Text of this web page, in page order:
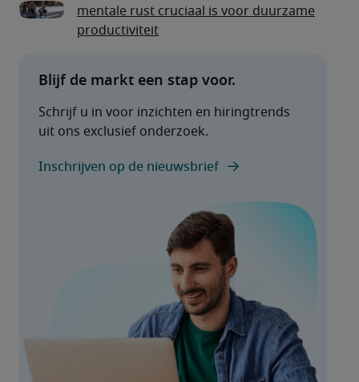
mentale rust cruciaal is voor duurzame
productiviteit